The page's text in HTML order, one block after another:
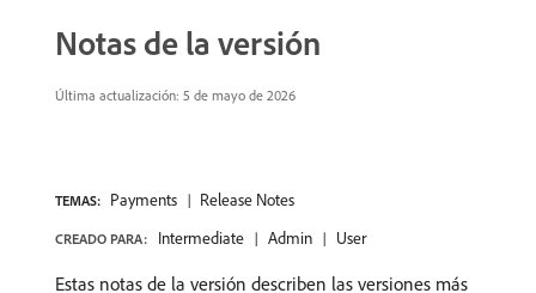
Notas de la versión
Última actualización: 5 de mayo de 2026
TEMAS: Payments Release Notes
CREADO PARA: Intermediate Admin User
Estas notas de la versión describen las versiones más